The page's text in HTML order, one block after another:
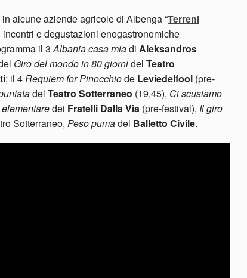
alcune aziende agricole di Albenga “Terreni
e degustazioni enogastronomiche
il 3Albania casa miadi Aleksandros
Giro del mondo in 80 giornidel Teatro
; il 4Requiem for Pinocchiode Leviedelfool (pre-
del Teatro Sotterraneo (19,45), Ci scusiamo
dei Fratelli Dalla Via (pre-festival), Il giro
Sotterraneo, Peso pumadel Balletto Civile.